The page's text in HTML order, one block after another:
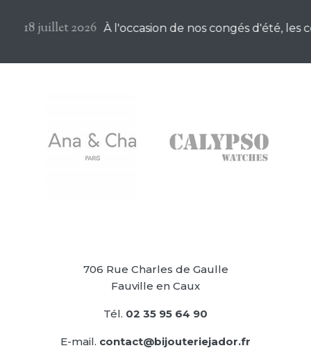
18 juillet 2026 À l'occasion de nos congés d'été, les
706 Rue Charles de Gaulle
Fauville en Caux
Tél. 02 35 95 64 90
E-mail. contact@bijouteriejador.fr